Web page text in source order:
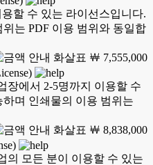
할 수 있는 라이선스입니다.
는 PDF 이용 범위와 동일합
￦ 7,555,000
장에서 2-5명까지 이용할 수
며 인쇄물의 이용 범위는
￦ 8,838,000
의 모든 분이 이용할 수 있는